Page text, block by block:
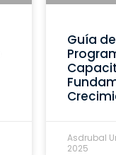
Guía
Asdrubal
2025